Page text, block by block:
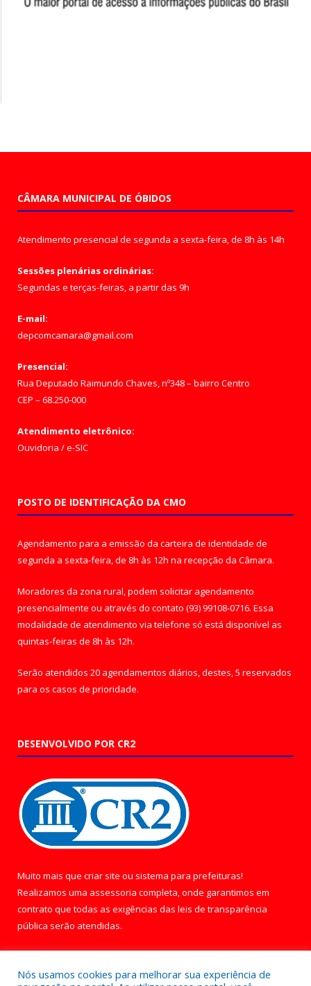
CÂMARA MUNICIPAL DE ÓBIDOS
Atendimento presencial de segunda a sexta-feira, de 8h às 14h
Sessões plenárias ordinárias:
Segundas e terças-feiras, a partir das 9h
E-mail:
depcomcamara@gmail.com
Presencial:
Rua Deputado Raimundo Chaves, nº348 – bairro Centro
CEP – 68.250-000
Atendimento eletrônico:
Ouvidoria /e-SIC
POSTO DE IDENTIFICAÇÃO DA CMO
Agendamento para a emissão da carteira de identidade de
segunda a sexta-feira, de 8h às 12h na recepção da Câmara.
Moradores da zona rural, podem solicitar agendamento
presencialmente ou através do contato (93) 99108-0716. Essa
modalidade de atendimento via telefone só está disponível as
quintas-feiras de 8h às 12h.
Serão atendidos 20 agendamentos diários, destes, 5 reservados
para os casos de prioridade.
DESENVOLVIDO POR CR2
Muito mais que criar site ou sistema para prefeituras!
Realizamos uma assessoria completa, onde garantimos em
contrato que todas as exigências das leis de transparência
pública serão atendidas.
Nós usamos cookies para melhorar sua experiência de